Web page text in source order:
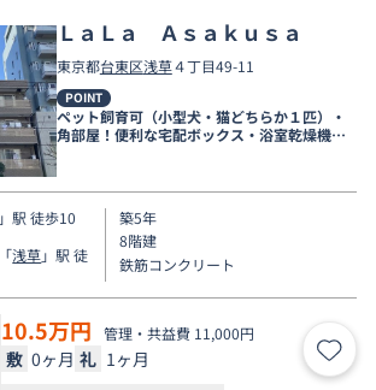
ＬａＬａ Ａｓａｋｕｓａ
東京都台東区浅草４丁目49-11
POINT
ペット飼育可（小型犬・猫どちらか１匹）・
角部屋！便利な宅配ボックス・浴室乾燥機
付！ご相談は上野店まで
」駅 徒歩10
「浅草」駅 徒
築5年
8階建
鉄筋コンクリート
10.5万円 管理・共益費 11,000円
敷 0ヶ月 礼 1ヶ月 お気